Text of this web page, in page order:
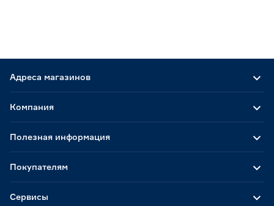
Адреса магазинов
Компания
Полезная информация
Покупателям
Сервисы